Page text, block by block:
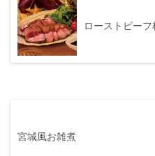
ローストビーフ
宮城風お雑煮